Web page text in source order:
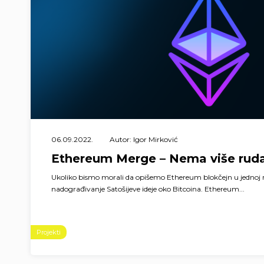
06.09.2022. Autor: Igor Mirković
Ethereum Merge – Nema više
Ukoliko bismo morali da opišemo Ethereum blokčejn u jednoj
nadograđivanje Satošijeve ideje oko Bitcoina. Ethereum...
Projekti